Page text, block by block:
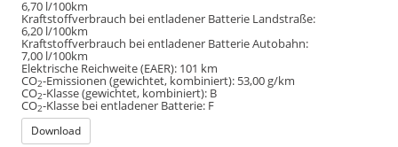
6,70 l/100km
Kraftstoffverbrauch bei entladener Batterie Landstraße:
6,20 l/100km
Kraftstoffverbrauch bei entladener Batterie Autobahn:
7,00 l/100km
Elektrische Reichweite (EAER): 101 km
CO2-Emissionen (gewichtet, kombiniert): 53,00 g/km
CO2-Klasse (gewichtet, kombiniert): B
CO2-Klasse bei entladener Batterie: F
Download